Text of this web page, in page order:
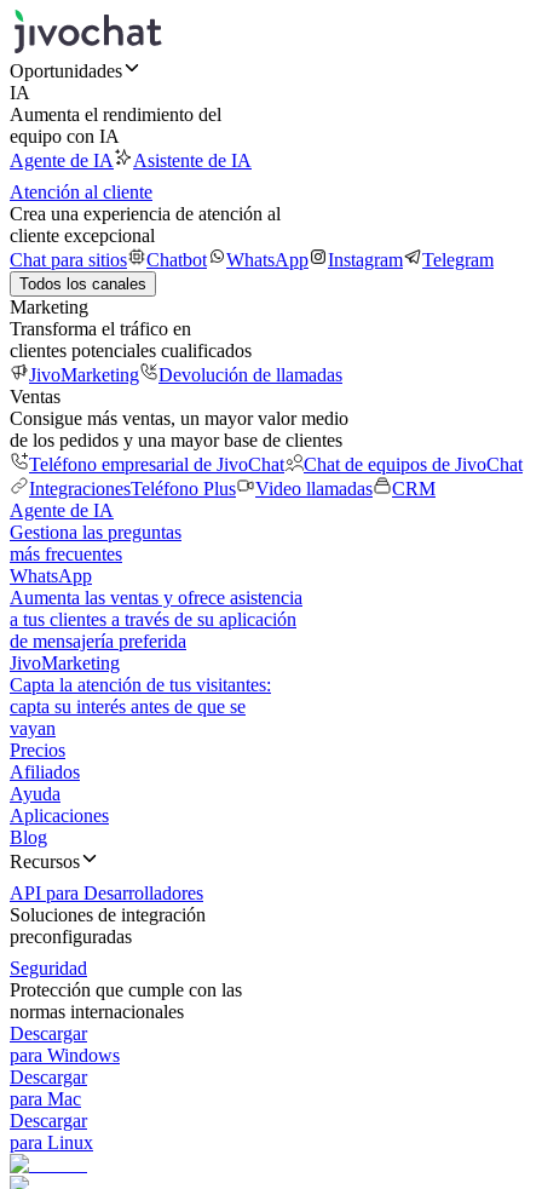
Oportunidades
IA
Aumenta el rendimiento del
equipo con IA
Agente de IA
Asistente de IA
Atención al cliente
Crea una experiencia de atención al
cliente excepcional
Chat para sitios
Chatbot WhatsApp Instagram Telegram
Todos los canales
Marketing
Transforma el tráfico en
clientes potenciales cualificados
JivoMarketing
Devolución de llamadas
Ventas
Consigue más ventas, un mayor valor medio
de los pedidos y una mayor base de clientes
Teléfono empresarial de JivoChat
Chat de equipos de JivoChat
IntegracionesTeléfono Plus Video llamadas
CRM
Agente de IA
Gestiona las preguntas
más frecuentes
WhatsApp
Aumenta las ventas y ofrece asistencia
a tus clientes a través de su aplicación
de mensajería preferida
JivoMarketing
Capta la atención de tus visitantes:
capta su interés antes de que se
vayan
Precios
Afiliados
Ayuda
Aplicaciones
Blog
Recursos
API para Desarrolladores
Soluciones de integración
preconfiguradas
Seguridad
Protección que cumple con las
normas internacionales
Descargar
para Windows
Descargar
para Mac
Descargar
para Linux